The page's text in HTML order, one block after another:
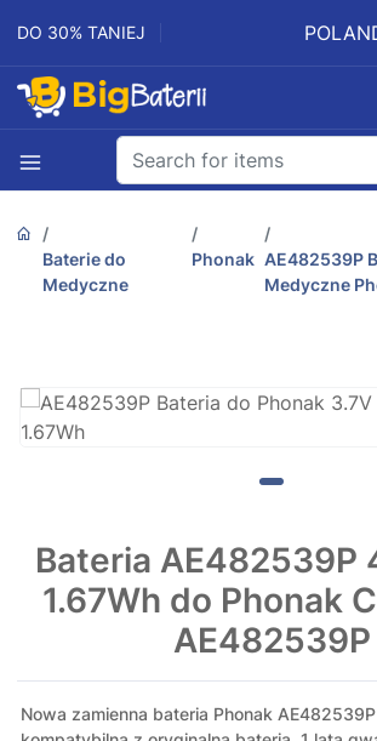
DO 30% TANIEJ
Baterie do
Medyczne
Phonak AE482539P
Medyczne
Bateria AE482539P
1.67Wh do Phonak
AE482539P
Nowa zamienna bateria Phonak